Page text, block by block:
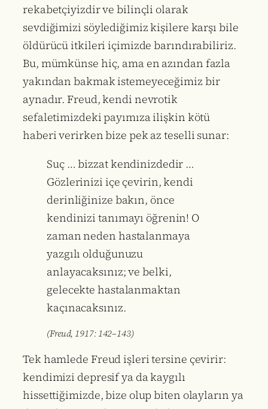
rekabetçiyizdir ve bilinçli olarak
sevdiğimizi söylediğimiz kişilere karşı bile
öldürücü itkileri içimizde barındırabiliriz.
Bu, mümkünse hiç, ama en azından fazla
yakından bakmak istemeyeceğimiz bir
aynadır. Freud, kendi nevrotik
sefaletimizdeki payımıza ilişkin kötü
haberi verirken bize pek az teselli sunar:
Suç … bizzat kendinizdedir …
Gözlerinizi içe çevirin, kendi
derinliğinize bakın, önce
kendinizi tanımayı öğrenin! O
zaman neden hastalanmaya
yazgılı olduğunuzu
anlayacaksınız; ve belki,
gelecekte hastalanmaktan
kaçınacaksınız.
(Freud, 1917: 142–143)
Tek hamlede Freud işleri tersine çevirir:
kendimizi depresif ya da kaygılı
hissettiğimizde, bize olup biten olayların ya